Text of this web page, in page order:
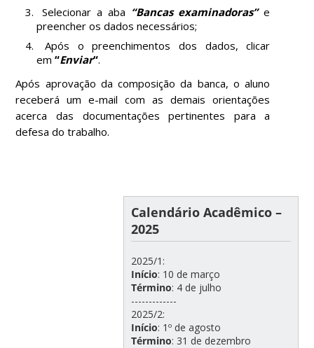
Selecionar a aba “Bancas examinadoras”e
preencher os dados necessários;
Após o preenchimentos dos dados, clicar
em“Enviar“.
Após aprovação da composição da banca, o aluno
receberá um e-mail com as demais orientações
acerca das documentações pertinentes para a
defesa do trabalho.
Calendário Acadêmico –
2025
2025/1:
Início: 10 de março
Término: 4 de julho
-------------
2025/2:
Início: 1º de agosto
Término: 31 de dezembro